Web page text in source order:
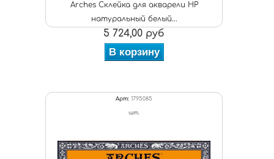
Arches Склейка для акварели HP
натуральный белый...
5 724,00 руб
В корзину
Арт: 1795085
шт.